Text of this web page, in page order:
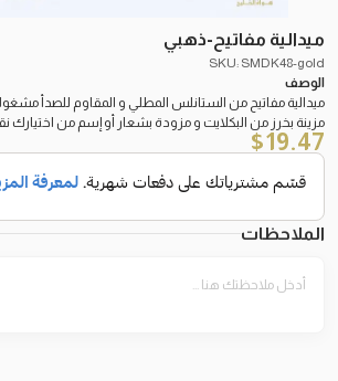
ميدالية مفاتيح-ذهبي
SKU: SMDK48-gold
الوصف
ميدالية مفاتيح من الستانلس المطلي و المقاوم للصدأ
مزينة بخرز من البكلايت و مزودة بشعار أو إسم من
19.47
$
الملاحظات